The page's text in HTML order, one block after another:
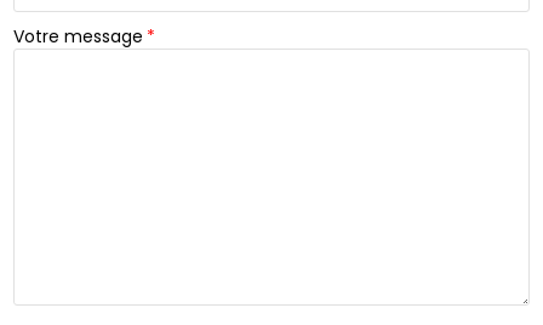
Votre message *